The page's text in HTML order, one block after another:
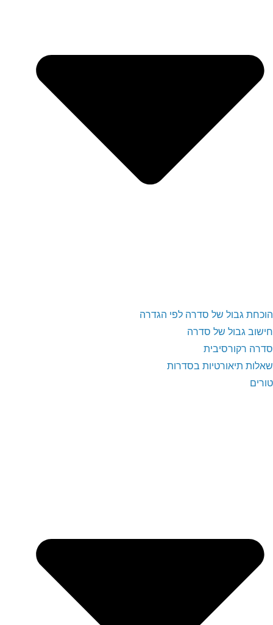
הוכחת גבול של סדרה לפי הגדרה
חישוב גבול של סדרה
סדרה רקורסיבית
שאלות תיאורטיות בסדרות
טורים